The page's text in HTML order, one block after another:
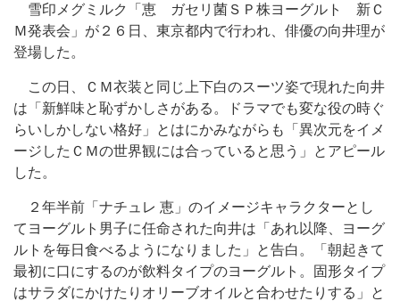
雪印メグミルク「恵 ガセリ菌ＳＰ株ヨーグルト 新Ｃ
Ｍ発表会」が２６日、東京都内で行われ、俳優の向井理が
登場した。
この日、ＣＭ衣装と同じ上下白のスーツ姿で現れた向井
は「新鮮味と恥ずかしさがある。ドラマでも変な役の時ぐ
らいしかしない格好」とはにかみながらも「異次元をイメ
ージしたＣＭの世界観には合っていると思う」とアピール
した。
２年半前「ナチュレ 恵」のイメージキャラクターとし
てヨーグルト男子に任命された向井は「あれ以降、ヨーグ
ルトを毎日食べるようになりました」と告白。「朝起きて
最初に口にするのが飲料タイプのヨーグルト。固形タイプ
はサラダにかけたりオリーブオイルと合わせたりする」と